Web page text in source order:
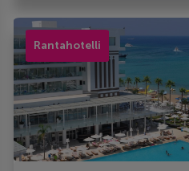
Rantahotelli